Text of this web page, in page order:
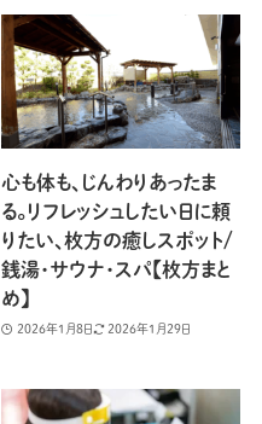
心も体も、じんわりあったま
る。リフレッシュしたい日に頼
りたい、枚方の癒しスポット/
銭湯・サウナ・スパ【枚方まと
め】
2026年1月8日 2026年1月29日